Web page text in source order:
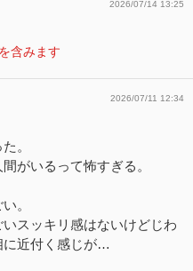
2026/07/14 13:25
含みます
2026/07/11 12:34
。
がいるって怖すぎる。
。
スッキリ感はないけどじわ
に近付く感じが…